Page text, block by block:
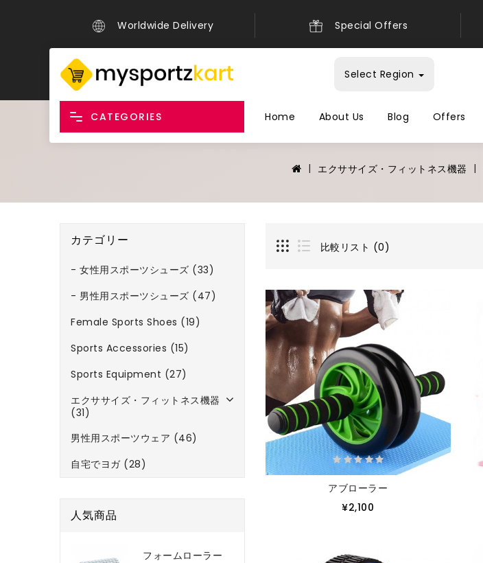
Worldwide Delivery Special Offers
Select Region
CATEGORIES Home About Us Blog Offers
エクササイズ・フィットネス機器
カテゴリー
- 女性用スポーツシューズ (33)
- 男性用スポーツシューズ (47)
Female Sports Shoes (19)
Sports Accessories (15)
Sports Equipment (27)
エクササイズ・フィットネス機器
(31)
男性用スポーツウェア (46)
自宅でヨガ (28)
人気商品
フォームローラー
比較リスト (0)
アブローラー
¥2,100